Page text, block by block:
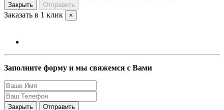
Закрыть Отправить
Заказать в 1 клик ×
Заполните форму и мы свяжемся с Вами
Закрыть Отправить